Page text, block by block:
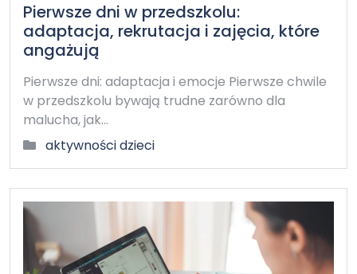
Pierwsze dni w przedszkolu:
adaptacja, rekrutacja i zajęcia, które
angażują
Pierwsze dni: adaptacja i emocje Pierwsze chwile
w przedszkolu bywają trudne zarówno dla
malucha, jak…
aktywności dzieci